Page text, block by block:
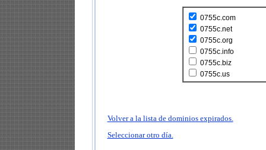
0755c.com
0755c.net
0755c.org
0755c.info
0755c.biz
0755c.us
Volver a la lista de dominios expirados.
Seleccionar otro día.